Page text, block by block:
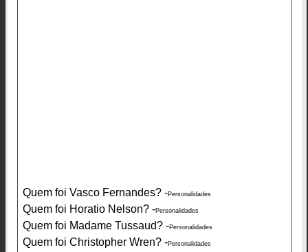
Quem foi Vasco Fernandes? -Personalidades
Quem foi Horatio Nelson? -Personalidades
Quem foi Madame Tussaud? -Personalidades
Quem foi Christopher Wren? -Personalidades